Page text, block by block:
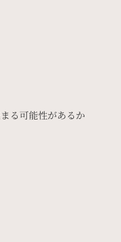
る可能性があるか